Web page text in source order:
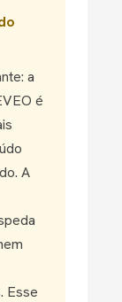
a
é
A
Esse